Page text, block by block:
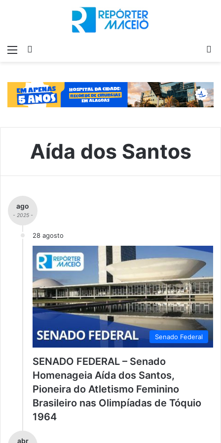
Menu
Aída dos Santos
ago
- 2025 -
28 agosto
Senado Federal
SENADO FEDERAL – Senado
Homenageia Aída dos Santos,
Pioneira do Atletismo Feminino
Brasileiro nas Olimpíadas de Tóquio
1964
abr